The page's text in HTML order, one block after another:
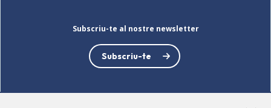
Subscriu-te al nostre newsletter
Subscriu-te